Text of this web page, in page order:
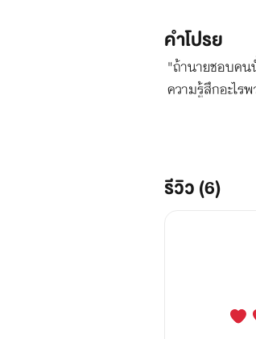
คำโปรย
"ถ้านายชอบคน
ความรู้สึกอะไร
รีวิว (6)